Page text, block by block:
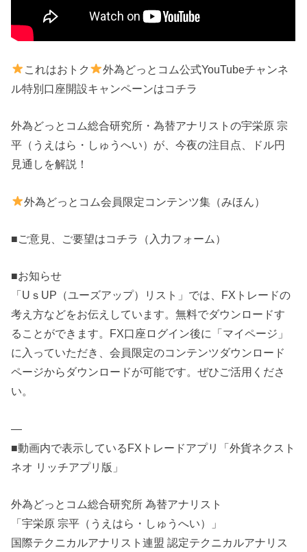
これはおトク
外為どっとコム公式YouTubeチャンネ
ル特別口座開設キャンペーンはコチラ
外為どっとコム総合研究所・為替アナリストの宇栄原 宗
平（うえはら・しゅうへい）が、今夜の注目点、ドル円
見通しを解説！
外為どっとコム会員限定コンテンツ集（みほん）
■ご意見、ご要望はコチラ（入力フォーム）
■お知らせ
「UｓUP（ユーズアップ）リスト」では、FXトレードの
考え方などをお伝えしています。無料でダウンロードす
ることができます。FX口座ログイン後に「マイページ」
に入っていただき、会員限定のコンテンツダウンロード
ページからダウンロードが可能です。ぜひご活用くださ
い。
—
■動画内で表示しているFXトレードアプリ「外貨ネクスト
ネオ リッチアプリ版」
外為どっとコム総合研究所 為替アナリスト
「宇栄原 宗平（うえはら・しゅうへい）」
国際テクニカルアナリスト連盟 認定テクニカルアナリス